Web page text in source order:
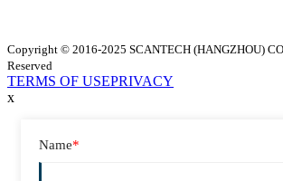
Copyright © 2016-2025 SCANTECH (HANGZHOU)
Reserved
TERMS OF USEPRIVACY
x
Name*